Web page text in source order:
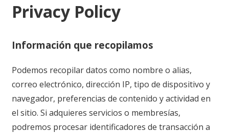
Privacy Policy
Información que recopilamos
Podemos recopilar datos como nombre o alias,
correo electrónico, dirección IP, tipo de dispositivo y
navegador, preferencias de contenido y actividad en
el sitio. Si adquieres servicios o membresías,
podremos procesar identificadores de transacción a